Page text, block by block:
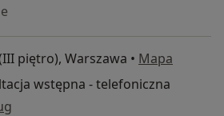
piętro), Warszawa • Mapa
wstępna - telefoniczna